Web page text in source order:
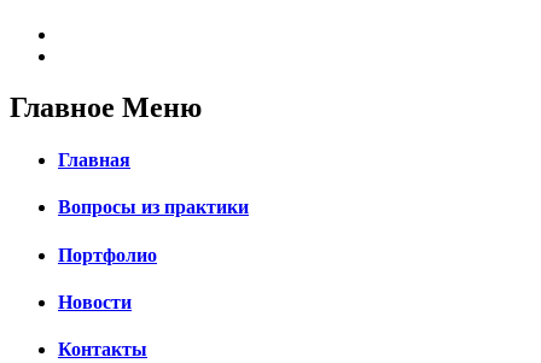
Главное Меню
Главная
Вопросы из практики
Портфолио
Новости
Контакты